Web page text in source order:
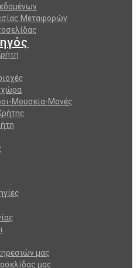
Μεταφορών
Μουσεία-Μονές
μας
μας